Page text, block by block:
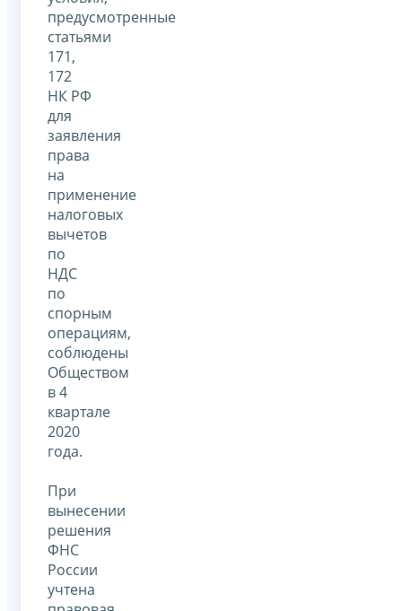
предусмотренные
статьями
171,
172
НК РФ
для
заявления
права
на
применение
налоговых
вычетов
по
НДС
по
спорным
операциям,
соблюдены
Обществом
в 4
квартале
2020
года.
При
вынесении
решения
ФНС
России
учтена